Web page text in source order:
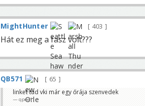
MightHunter 403
Hát ez meg a fasz volt???
QB571
65
linket tud vki már egy őrája szenvedek
qpee1